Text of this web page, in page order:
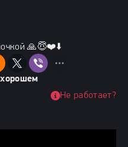
🙏😇❤️⬇️
Не работает?